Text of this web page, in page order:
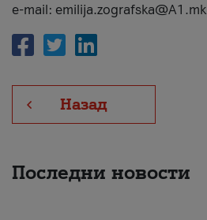
e-mail: emilija.zografska@A1.mk
Назад
Последни новости